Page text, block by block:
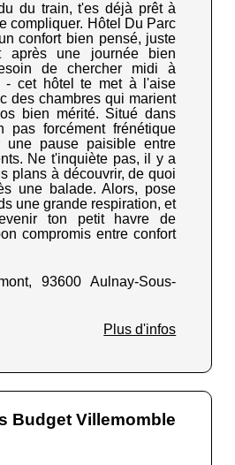
du train, t'es déjà prêt à
compliquer. Hôtel Du Parc
confort bien pensé, juste
une journée bien
de chercher midi à
- cet hôtel te met à l'aise
des chambres qui marient
bien mérité. Situé dans
pas forcément frénétique
une pause paisible entre
Ne t'inquiète pas, il y a
plans à découvrir, de quoi
une balade. Alors, pose
une grande respiration, et
ton petit havre de
compromis entre confort
93600 Aulnay-Sous-
Plus d'infos
Budget Villemomble